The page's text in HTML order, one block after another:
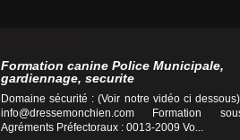
Formation canine Police Municipale,
gardiennage, securite
Domaine sécurité : (Voir notre vidéo ci
info@dressemonchien.com Formation
Agréments Préfectoraux : 0013-2009 Vo...